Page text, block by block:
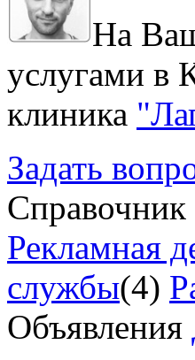
На
услугами в
клиника
Задать
Справочник
Рекламная
службы(4)
Объявления